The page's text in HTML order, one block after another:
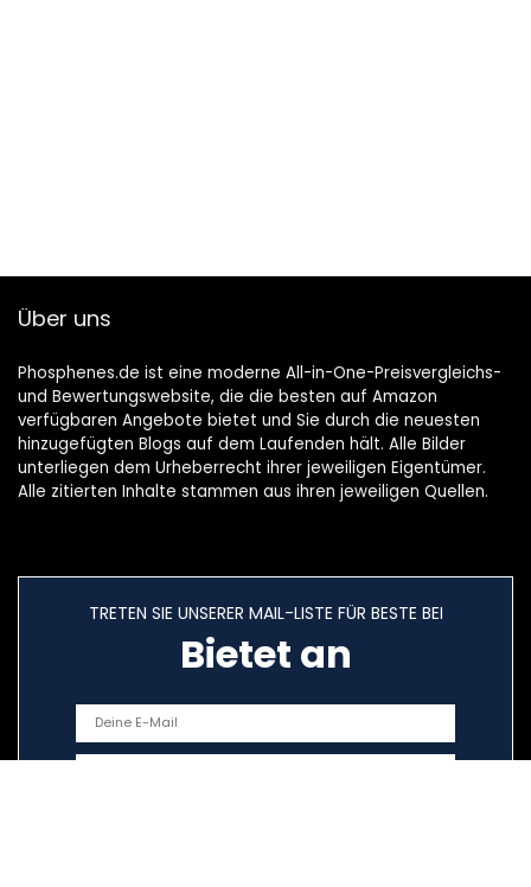
Über uns
Phosphenes.de ist eine moderne All-in-One-Preisvergleichs-
und Bewertungswebsite, die die besten auf Amazon
verfügbaren Angebote bietet und Sie durch die neuesten
hinzugefügten Blogs auf dem Laufenden hält. Alle Bilder
unterliegen dem Urheberrecht ihrer jeweiligen Eigentümer.
Alle zitierten Inhalte stammen aus ihren jeweiligen Quellen.
TRETEN SIE UNSERER MAIL-LISTE FÜR BESTE BEI
Bietet an